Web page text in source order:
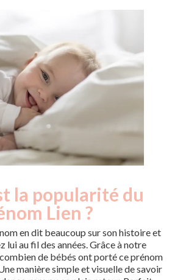
la popularité du
Lien ?
en dit beaucoup sur son histoire et
lui au fil des années. Grâce à notre
de bébés ont porté ce prénom
manière simple et visuelle de savoir